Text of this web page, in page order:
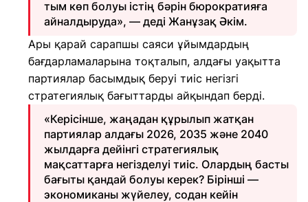
тым көп болуы істің бәрін бюрократияға
айналдыруда», — деді Жанұзақ Әкім.
Ары қарай сарапшы саяси ұйымдардың
бағдарламаларына тоқталып, алдағы уақытта
партиялар басымдық беруі тиіс негізгі
стратегиялық бағыттарды айқындап берді.
«Керісінше, жаңадан құрылып жатқан
партиялар алдағы 2026, 2035 және 2040
жылдарға дейінгі стратегиялық
мақсаттарға негізделуі тиіс. Олардың басты
бағыты қандай болуы керек? Бірінші —
экономиканы жүйелеу, содан кейін